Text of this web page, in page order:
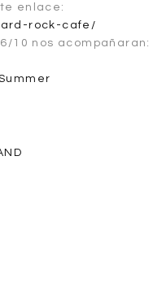
enlace:
rock-cafe/
10 nos acompañaran: